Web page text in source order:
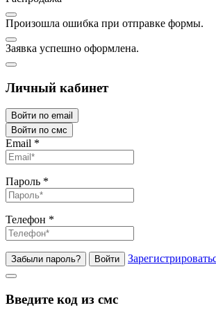
Произошла ошибка при отправке формы.
Заявка успешно оформлена.
Личный кабинет
Войти по email
Войти по смс
Email *
Пароль *
Телефон *
Забыли пароль? Войти
Введите код из смс